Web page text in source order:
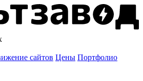
сайтов Цены Портфолио